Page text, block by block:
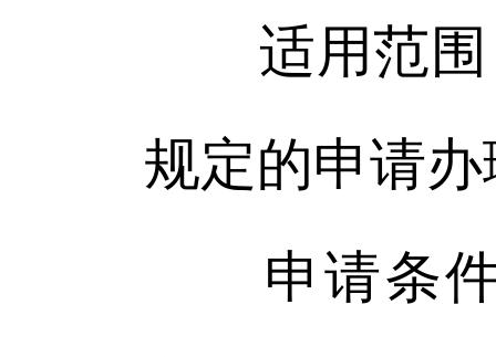
适用范围
规定的申请
申请条件